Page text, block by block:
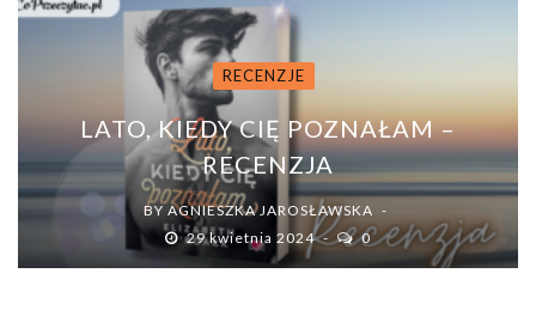
RECENZJE
LATO, KIEDY CIĘ POZNAŁAM –
RECENZJA
BYAGNIESZKA JAROSŁAWSKA
29 kwietnia 2024
0